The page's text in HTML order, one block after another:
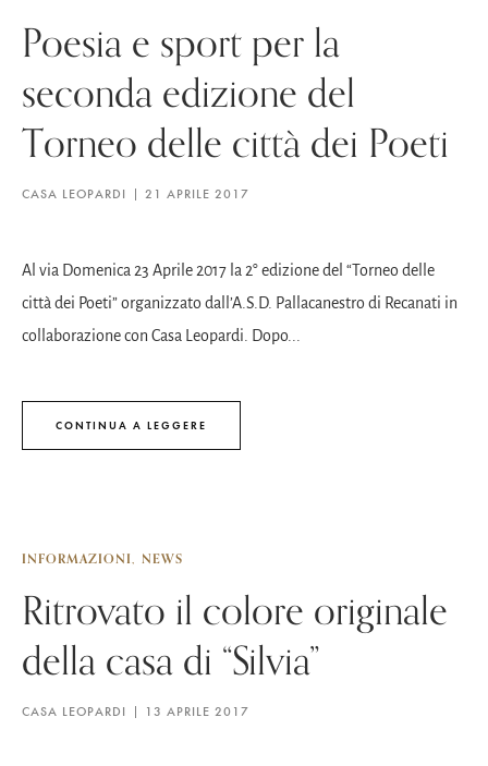
Poesia e sport per la
seconda edizione del
Torneo delle città dei Poeti
CASA LEOPARDI 21 APRILE 2017
Al via Domenica 23 Aprile 2017 la 2° edizione del “Torneo delle
città dei Poeti” organizzato dall’A.S.D. Pallacanestro di Recanati in
collaborazione con Casa Leopardi. Dopo...
CONTINUA A LEGGERE
INFORMAZIONI NEWS
Ritrovato il colore originale
della casa di “Silvia”
CASA LEOPARDI 13 APRILE 2017